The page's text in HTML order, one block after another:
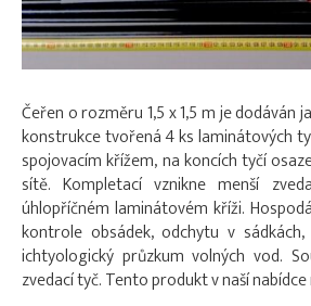
Čeřen o rozměru 1,5 x 1,5 m je dodáván
konstrukce tvořená 4 ks laminátových
spojovacím křížem, na koncích tyčí
sítě. Kompletací vznikne menší
úhlopříčném laminátovém kříži.
kontrole obsádek, odchytu v
ichtyologický průzkum volných vod.
zvedací tyč. Tento produkt v naší